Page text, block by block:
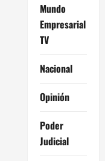
Mundo
Empresarial
TV
Nacional
Opinión
Poder
Judicial